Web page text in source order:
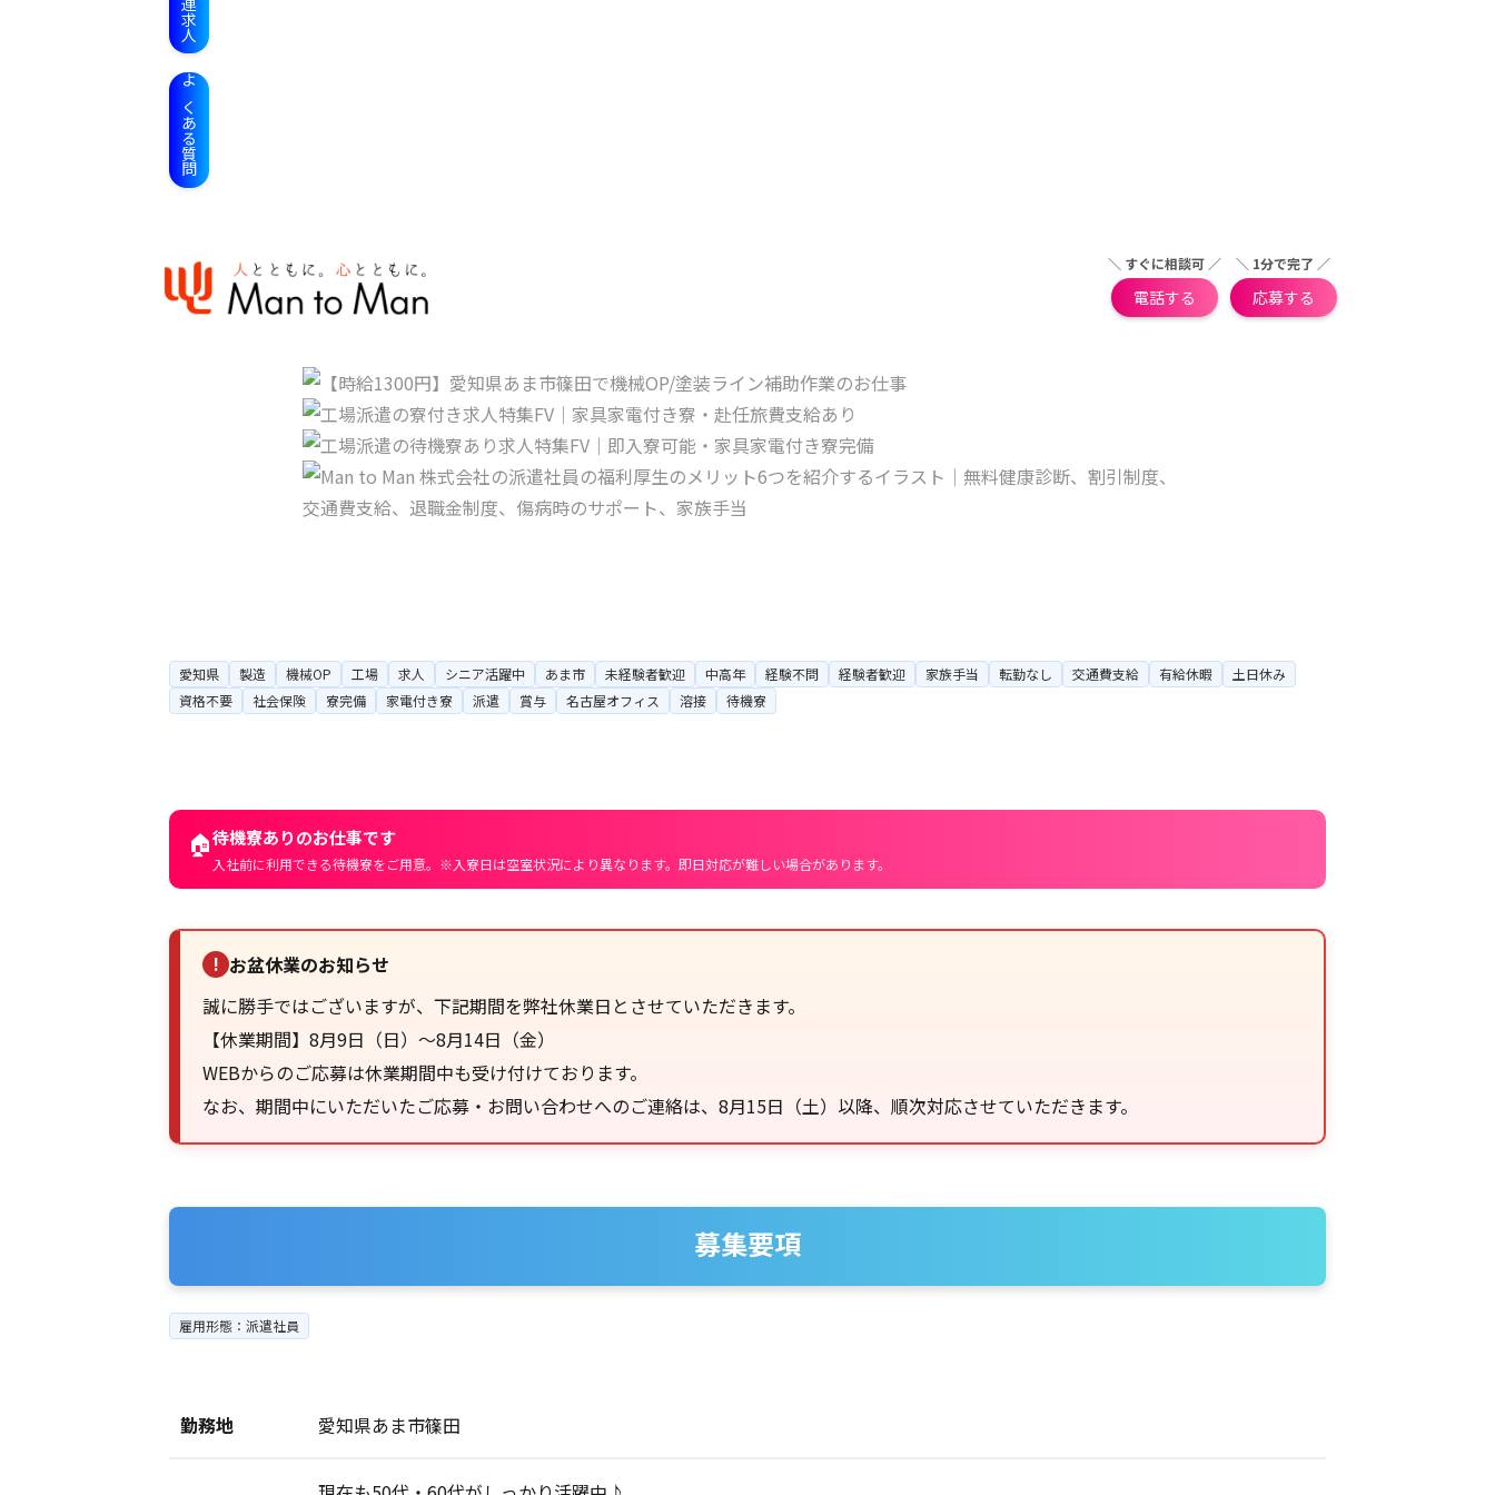
よくある質問
＼ すぐに相談可 ／
電話する
＼ 1分で完了 ／
応募する
愛知県 製造 機械OP 工場 求人 シニア活躍中 あま市 未経験者歓迎 中高年 経験不問 経験者歓迎 家族手当 転勤なし 交通費支給 有給休暇
土日休み
資格不要
社会保険 寮完備 家電付き寮 派遣 賞与 名古屋オフィス 溶接 待機寮
🏠待機寮ありのお仕事です
入社前に利用できる待機寮をご用意。※入寮日は空室状況により異なります。即日対応が難しい場合があります。
! お盆休業のお知らせ
誠に勝手ではございますが、下記期間を弊社休業日とさせていただきます。
【休業期間】8月9日（日）～8月14日（金）
WEBからのご応募は休業期間中も受け付けております。
なお、期間中にいただいたご応募・お問い合わせへのご連絡は、8月15日（土）以降、順次対応させていただきます。
募集要項
雇用形態：派遣社員
勤務地 愛知県あま市篠田